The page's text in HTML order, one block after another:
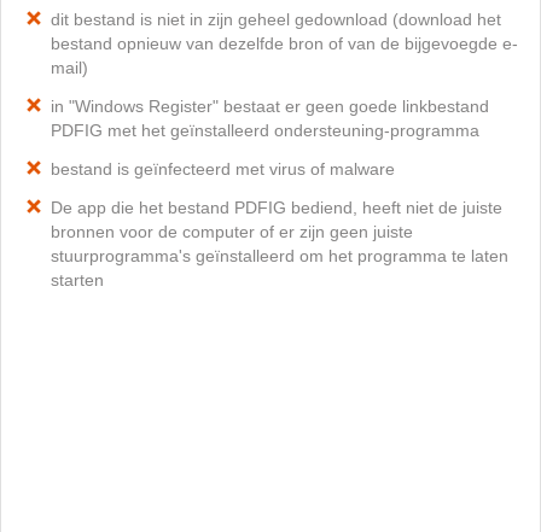
dit bestand is niet in zijn geheel gedownload (download het
bestand opnieuw van dezelfde bron of van de bijgevoegde e-
mail)
in "Windows Register" bestaat er geen goede linkbestand
PDFIG met het geïnstalleerd ondersteuning-programma
bestand is geïnfecteerd met virus of malware
De app die het bestand PDFIG bediend, heeft niet de juiste
bronnen voor de computer of er zijn geen juiste
stuurprogramma's geïnstalleerd om het programma te laten
starten